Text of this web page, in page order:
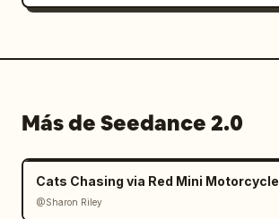
Más de Seedance 2.0
Cats Chasing via Red Mini Motorcycle
@Sharon Riley